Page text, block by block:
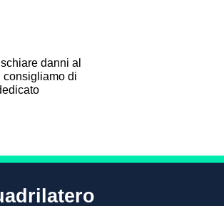
danni al
consigliamo di